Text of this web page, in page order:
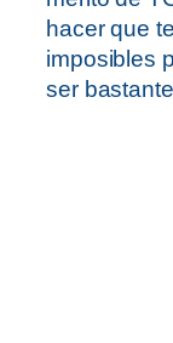
hacer que
imposibles
ser